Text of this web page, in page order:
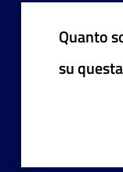
Quanto
su